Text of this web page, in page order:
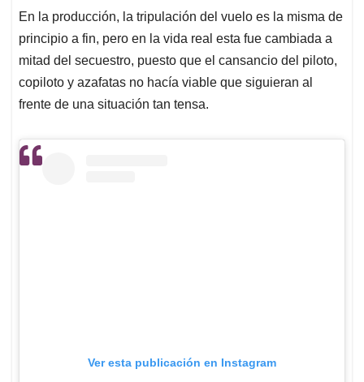
En la producción, la tripulación del vuelo es la misma de
principio a fin, pero en la vida real esta fue cambiada a
mitad del secuestro, puesto que el cansancio del piloto,
copiloto y azafatas no hacía viable que siguieran al
frente de una situación tan tensa.
Ver esta publicación en Instagram